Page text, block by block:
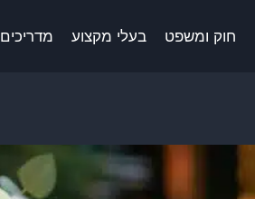
חוק ומשפט בעלי מקצוע מדריכים